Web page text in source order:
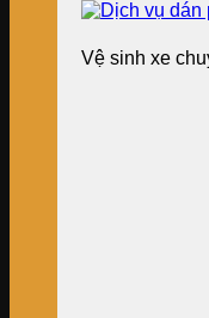
Vệ sinh xe